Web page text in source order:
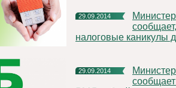
29.09.2014
Министерство экономического развития Республики Коми
налоговые каникулы
29.09.2014
Министерство экономического развития Республики Коми